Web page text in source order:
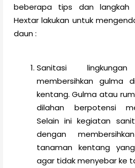
beberapa tips dan
Hextar lakukan untuk
daun :
Sanitasi
membersihkan gulma
kentang. Gulma atau
dilahan berpotensi
Selain ini kegiatan
dengan
tanaman kentang
agar tidak menyebar ke